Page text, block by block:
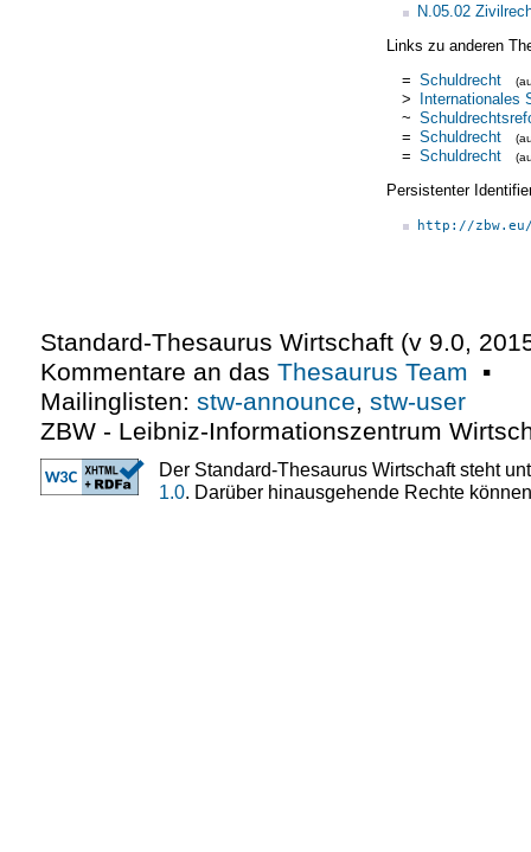
N.05.02
Links zu anderen
= Schuldrecht
> Internationales
~
= Schuldrecht
= Schuldrecht
Persistenter
http://
Standard-Thesaurus Wirtschaft (v 9.0
Kommentare an das Thesaurus Team ▪
Mailinglisten: stw-announce stw-user
ZBW - Leibniz-Informationszentrum
Der Standard-Thesaurus Wirtschaft steht
1.0. Darüber hinausgehende Rechte